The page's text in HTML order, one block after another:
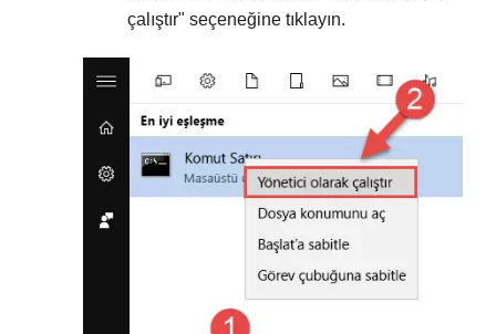
çalıştır" seçeneğine tıklayın.